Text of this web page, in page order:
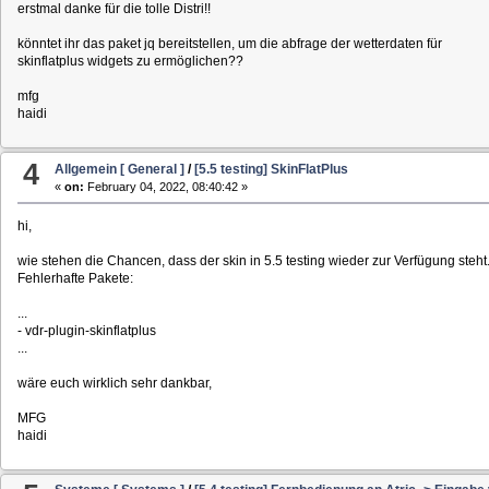
erstmal danke für die tolle Distri!!
könntet ihr das paket jq bereitstellen, um die abfrage der wetterdaten für
skinflatplus widgets zu ermöglichen??
mfg
haidi
4 Allgemein [ General ] /[5.5 testing] SkinFlatPlus
«on: February 04, 2022, 08:40:42 »
hi,
wie stehen die Chancen, dass der skin in 5.5 testing wieder zur Verfügung steht.
Fehlerhafte Pakete:
- vdr-plugin-skinflatplus
wäre euch wirklich sehr dankbar,
MFG
haidi